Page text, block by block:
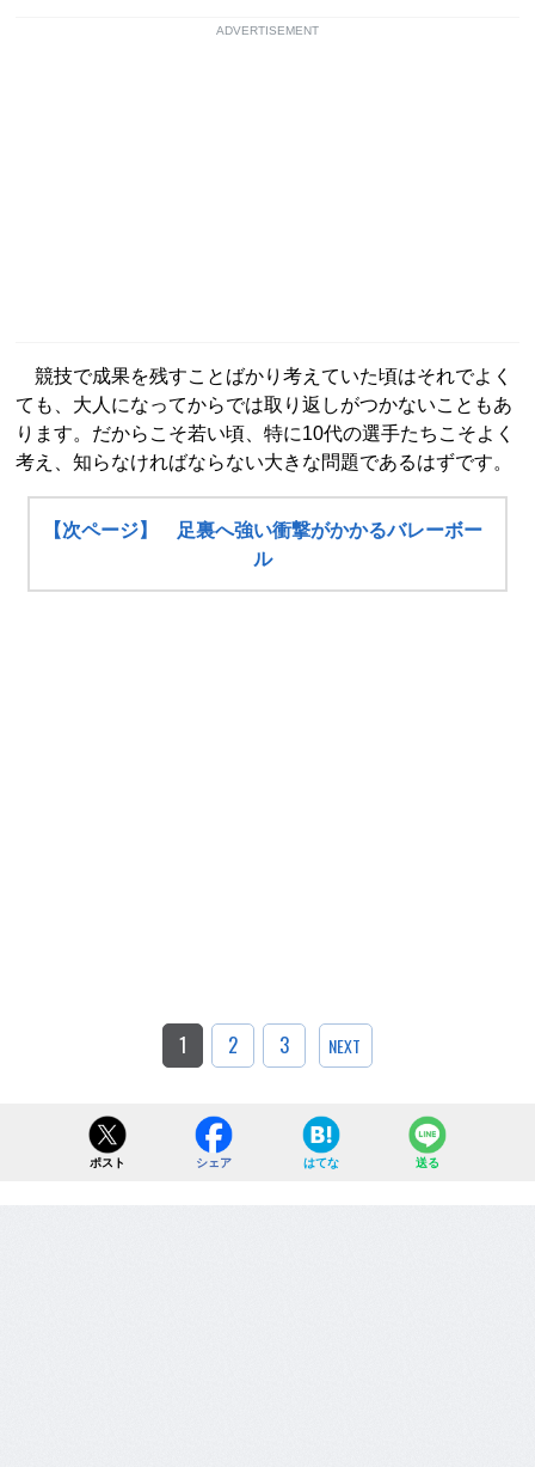
ADVERTISEMENT
競技で成果を残すことばかり考えていた頃はそれでよく
ても、大人になってからでは取り返しがつかないこともあ
ります。だからこそ若い頃、特に10代の選手たちこそよく
考え、知らなければならない大きな問題であるはずです。
【次ページ】 足裏へ強い衝撃がかかるバレーボー
ル
1 2 3 NEXT
ポスト シェア はてな 送る